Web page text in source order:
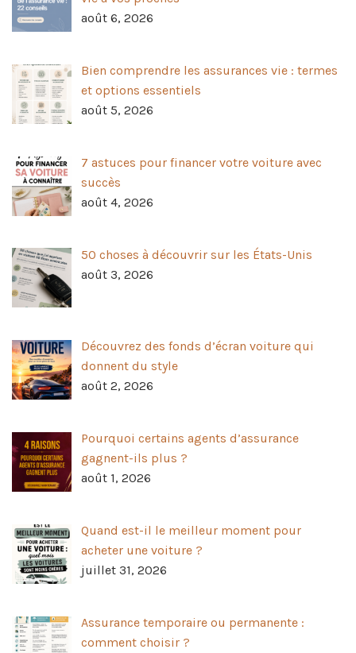
août 6, 2026
Bien comprendre les assurances vie : termes
et options essentiels
août 5, 2026
7 astuces pour financer votre voiture avec
succès
août 4, 2026
50 choses à découvrir sur les États-Unis
août 3, 2026
Découvrez des fonds d’écran voiture qui
donnent du style
août 2, 2026
Pourquoi certains agents d’assurance
gagnent-ils plus ?
août 1, 2026
Quand est-il le meilleur moment pour
acheter une voiture ?
juillet 31, 2026
Assurance temporaire ou permanente :
comment choisir ?